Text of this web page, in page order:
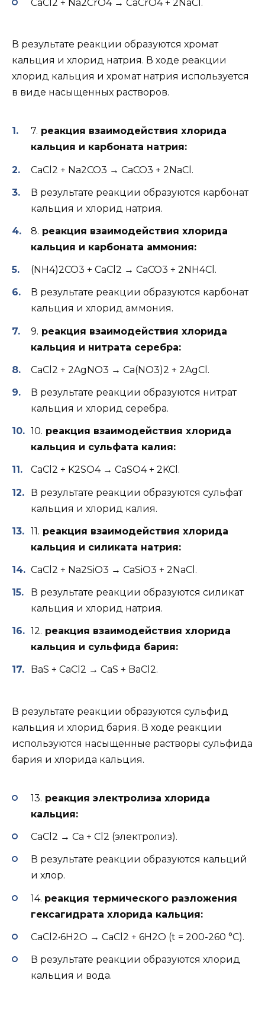
CaCl2 + Na2CrO4 → CaCrO4 + 2NaCl.
В результате реакции образуются хромат
кальция и хлорид натрия. В ходе реакции
хлорид кальция и хромат натрия используется
в виде насыщенных растворов.
7. реакция взаимодействия хлорида
кальция и карбоната натрия:
CaCl2 + Na2CO3 → CaCO3 + 2NaCl.
В результате реакции образуются карбонат
кальция и хлорид натрия.
8. реакция взаимодействия хлорида
кальция и карбоната аммония:
(NH4)2CO3 + CaCl2 → CaCO3 + 2NH4Cl.
В результате реакции образуются карбонат
кальция и хлорид аммония.
9. реакция взаимодействия хлорида
кальция и нитрата серебра:
CaCl2 + 2AgNO3 → Ca(NO3)2 + 2AgCl.
В результате реакции образуются нитрат
кальция и хлорид серебра.
10. реакция взаимодействия хлорида
кальция и сульфата калия:
CaCl2 + K2SO4 → CaSO4 + 2KCl.
В результате реакции образуются сульфат
кальция и хлорид калия.
11. реакция взаимодействия хлорида
кальция и силиката натрия:
CaCl2 + Na2SiO3 → CaSiO3 + 2NaCl.
В результате реакции образуются силикат
кальция и хлорид натрия.
12. реакция взаимодействия хлорида
кальция и сульфида бария:
BaS + CaCl2 → CaS + BaCl2.
В результате реакции образуются сульфид
кальция и хлорид бария. В ходе реакции
используются насыщенные растворы сульфида
бария и хлорида кальция.
13. реакция электролиза хлорида
кальция:
CaCl2 → Ca + Cl2 (электролиз).
В результате реакции образуются кальций
и хлор.
14. реакция термического разложения
гексагидрата хлорида кальция:
CaCl2•6H2O → CaCl2 + 6H2O (t = 200-260 °C).
В результате реакции образуются хлорид
кальция и вода.